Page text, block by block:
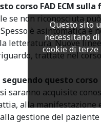
corso FAD ECM
se non riconosciuta
è asintomatica e
letteratura. Nuove
trattate nel
questo corso
saranno acquisite
alla manifestazione
gestione del
Questo sito
necessitano
cookie di